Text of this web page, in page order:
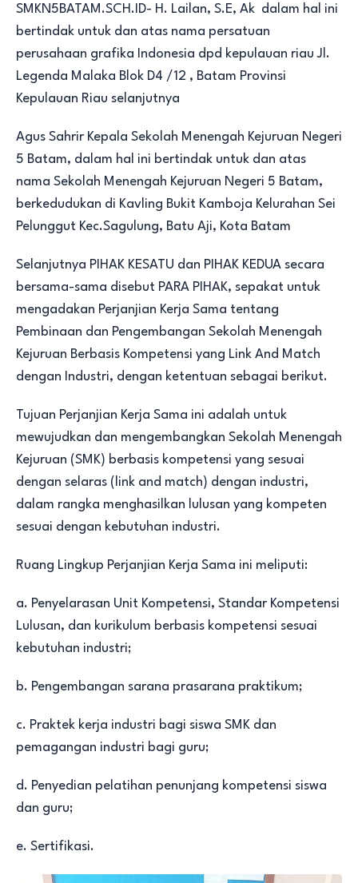
SMKN5BATAM.SCH.ID- H. Lailan, S.E, Ak dalam hal ini
bertindak untuk dan atas nama persatuan
perusahaan grafika Indonesia dpd kepulauan riau Jl.
Legenda Malaka Blok D4 /12 , Batam Provinsi
Kepulauan Riau selanjutnya
Agus Sahrir Kepala Sekolah Menengah Kejuruan Negeri
5 Batam, dalam hal ini bertindak untuk dan atas
nama Sekolah Menengah Kejuruan Negeri 5 Batam,
berkedudukan di Kavling Bukit Kamboja Kelurahan Sei
Pelunggut Kec.Sagulung, Batu Aji, Kota Batam
Selanjutnya PIHAK KESATU dan PIHAK KEDUA secara
bersama-sama disebut PARA PIHAK, sepakat untuk
mengadakan Perjanjian Kerja Sama tentang
Pembinaan dan Pengembangan Sekolah Menengah
Kejuruan Berbasis Kompetensi yang Link And Match
dengan Industri, dengan ketentuan sebagai berikut.
Tujuan Perjanjian Kerja Sama ini adalah untuk
mewujudkan dan mengembangkan Sekolah Menengah
Kejuruan (SMK) berbasis kompetensi yang sesuai
dengan selaras (link and match) dengan industri,
dalam rangka menghasilkan lulusan yang kompeten
sesuai dengan kebutuhan industri.
Ruang Lingkup Perjanjian Kerja Sama ini meliputi:
a. Penyelarasan Unit Kompetensi, Standar Kompetensi
Lulusan, dan kurikulum berbasis kompetensi sesuai
kebutuhan industri;
b. Pengembangan sarana prasarana praktikum;
c. Praktek kerja industri bagi siswa SMK dan
pemagangan industri bagi guru;
d. Penyedian pelatihan penunjang kompetensi siswa
dan guru;
e. Sertifikasi.